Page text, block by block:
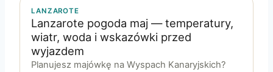
LANZAROTE
Lanzarote pogoda maj — temperatury,
wiatr, woda i wskazówki przed
wyjazdem
Planujesz majówkę na Wyspach Kanaryjskich?